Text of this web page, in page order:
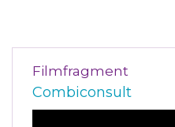
Filmfragment
Combiconsult